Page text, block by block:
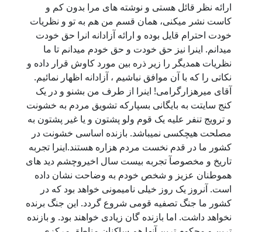
ارائه نظر قائل هستی و نوشته های مرا بدون کم و
کاست نشر میکنی، همان قسم من هم به تو و نظریات
خودت احترام قایل بوده و ارائه آزادانه انرا حق خودت
میدانم. اینرا نیز حق خودت و حق خودم میدانم تا ما
نظریات همدیگر را زیر ذره بین مورد کاوش قرار داده و
نکاتی را که با آن موافق نباشیم ، آزادانه اظهار نمائیم.
آقای میرهزارگرامی! اینرا از طرف من بشنو و در یک
کنج سایتت به بایگانی بسپارکه تشویق مردم به خشونت
و ترویج تنفر علیه یک قوم ولو پشتون و یا غیر پشتون به
مصلحت هیچکسی نمیباشد. بازنده اساسی خشونت در
کشور ما در قدم نخست مردم هزاره هستند.اینرا تجربه
تاریخ و مخصوصآ تجربه بیست سال اخیروچشم دید های
هموطنان عزیز و شخص خودم به وضاحت نشان داده
است. آنروز یک روز خیلی نامیمونی خواهد بود که در
کشور ما جنگ تصفیه قومی شروع گردد. این جنگ برنده
نخواهد داشت. اما بازنده گان زیادی خواهند بود. و بازنده